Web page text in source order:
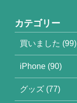
カテゴリー
買いました (99)
iPhone (90)
グッズ (77)